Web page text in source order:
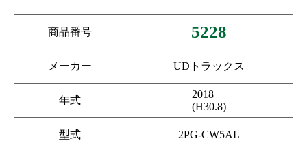
商品番号 5228
メーカー UDトラックス
年式
2018
(H30.8)
型式 2PG-CW5AL